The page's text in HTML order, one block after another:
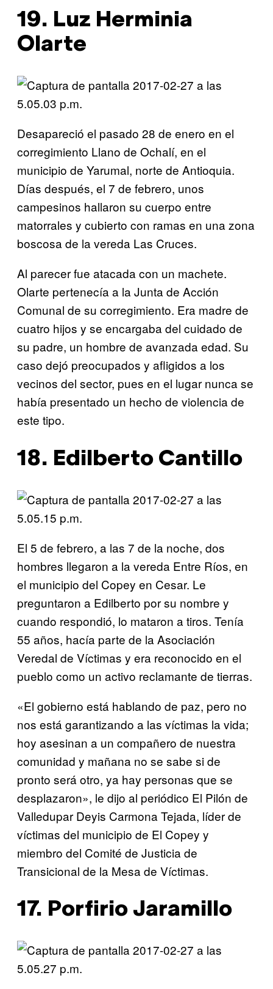
19. Luz Herminia
Olarte
Desapareció el pasado 28 de enero en el
corregimiento Llano de Ochalí, en el
municipio de Yarumal, norte de Antioquia.
Días después, el 7 de febrero, unos
campesinos hallaron su cuerpo entre
matorrales y cubierto con ramas en una zona
boscosa de la vereda Las Cruces.
Al parecer fue atacada con un machete.
Olarte pertenecía a la Junta de Acción
Comunal de su corregimiento. Era madre de
cuatro hijos y se encargaba del cuidado de
su padre, un hombre de avanzada edad. Su
caso dejó preocupados y afligidos a los
vecinos del sector, pues en el lugar nunca se
había presentado un hecho de violencia de
este tipo.
18. Edilberto Cantillo
El 5 de febrero, a las 7 de la noche, dos
hombres llegaron a la vereda Entre Ríos, en
el municipio del Copey en Cesar. Le
preguntaron a Edilberto por su nombre y
cuando respondió, lo mataron a tiros. Tenía
55 años, hacía parte de la Asociación
Veredal de Víctimas y era reconocido en el
pueblo como un activo reclamante de tierras.
«El gobierno está hablando de paz, pero no
nos está garantizando a las víctimas la vida;
hoy asesinan a un compañero de nuestra
comunidad y mañana no se sabe si de
pronto será otro, ya hay personas que se
desplazaron», le dijo al periódico El Pilón de
Valledupar Deyis Carmona Tejada, líder de
víctimas del municipio de El Copey y
miembro del Comité de Justicia de
Transicional de la Mesa de Víctimas.
17. Porfirio Jaramillo